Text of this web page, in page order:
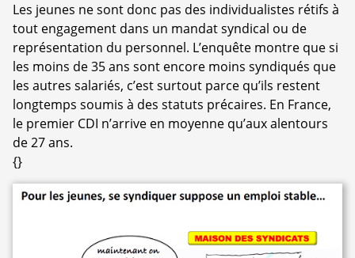
Les jeunes ne sont donc pas des individualistes rétifs à
tout engagement dans un mandat syndical ou de
représentation du personnel. L’enquête montre que si
les moins de 35 ans sont encore moins syndiqués que
les autres salariés, c’est surtout parce qu’ils restent
longtemps soumis à des statuts précaires. En France,
le premier CDI n’arrive en moyenne qu’aux alentours
de 27 ans.
{}